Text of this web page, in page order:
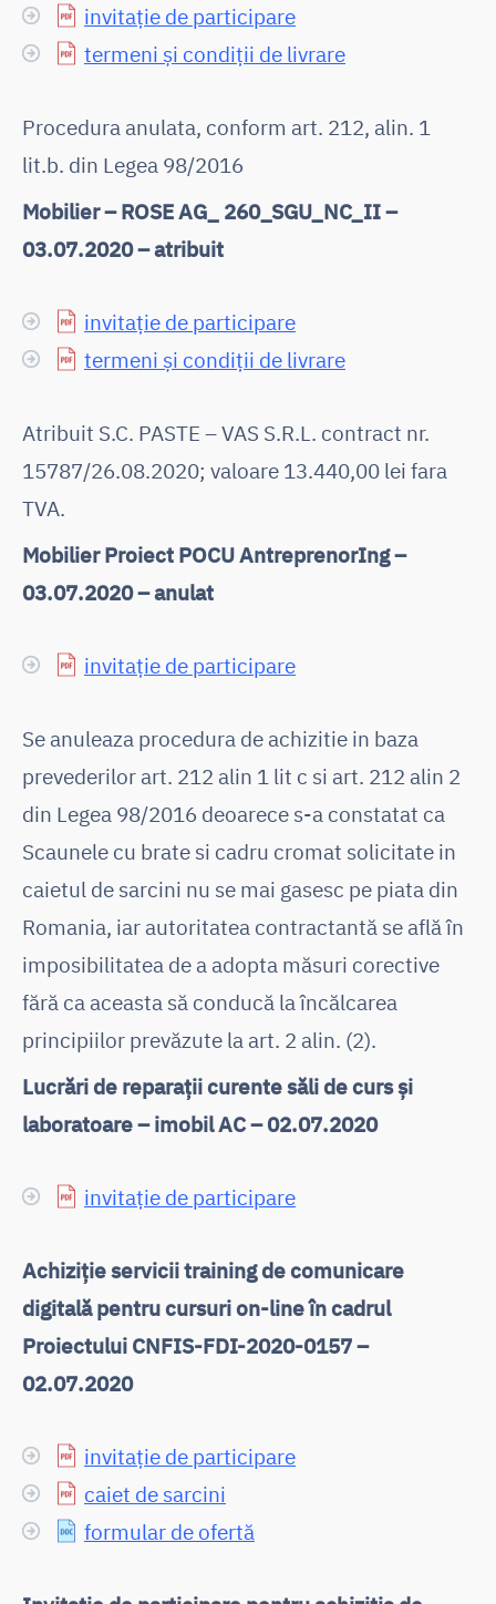
invitație de participare
termeni și condiții de livrare
Procedura anulata, conform art. 212, alin. 1
lit.b. din Legea 98/2016
Mobilier – ROSE AG_ 260_SGU_NC_II –
03.07.2020 – atribuit
invitație de participare
termeni și condiții de livrare
Atribuit S.C. PASTE – VAS S.R.L. contract nr.
15787/26.08.2020; valoare 13.440,00 lei fara
TVA.
Mobilier Proiect POCU AntreprenorIng –
03.07.2020 – anulat
invitație de participare
Se anuleaza procedura de achizitie in baza
prevederilor art. 212 alin 1 lit c si art. 212 alin 2
din Legea 98/2016 deoarece s-a constatat ca
Scaunele cu brate si cadru cromat solicitate in
caietul de sarcini nu se mai gasesc pe piata din
Romania, iar autoritatea contractantă se află în
imposibilitatea de a adopta măsuri corective
fără ca aceasta să conducă la încălcarea
principiilor prevăzute la art. 2 alin. (2).
Lucrări de reparații curente săli de curs și
laboratoare – imobil AC – 02.07.2020
invitație de participare
Achiziție servicii training de comunicare
digitală pentru cursuri on-line în cadrul
Proiectului CNFIS-FDI-2020-0157 –
02.07.2020
invitație de participare
caiet de sarcini
formular de ofertă